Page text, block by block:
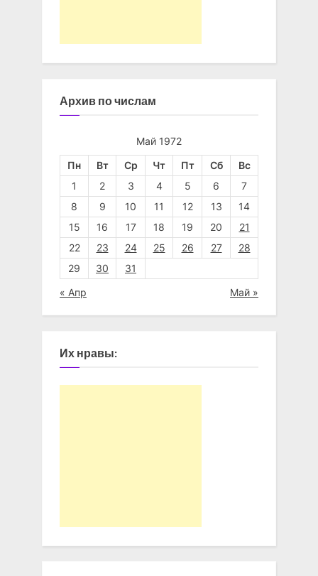
Архив по числам
Май 1972
Пн Вт Ср Чт Пт Сб
Вс
1
2 3 4 5 6
7
8
9 10 11 12 13
14
15
16 17 18 19 20
21
22
23 24 25 26 27
28
29
30 31
« Апр Май »
Их нравы: